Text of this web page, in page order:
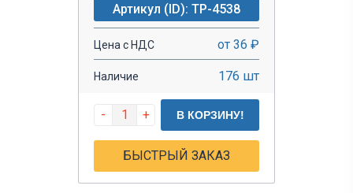
Артикул (ID): TP-4538
Цена с НДС от 36 ₽
Наличие 176 шт
- + В КОРЗИНУ!
БЫСТРЫЙ ЗАКАЗ